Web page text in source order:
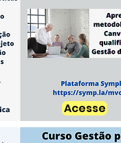
Acesse